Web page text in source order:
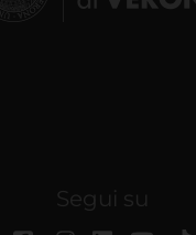
Segui su